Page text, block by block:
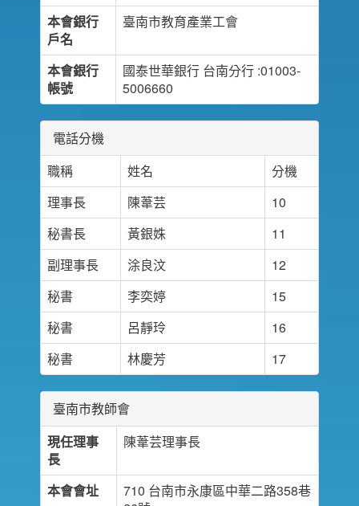
本會銀行
戶名
臺南市教育產業工會
本會銀行
帳號
國泰世華銀行 台南分行 :01003-
5006660
電話分機
職稱
姓名
分機
理事長
陳葦芸
10
秘書長
黃銀姝
11
副理事長
涂良汶
12
秘書
李奕婷
15
秘書
呂靜玲
16
秘書
林慶芳 17
臺南市教師會
現任理事
長
陳葦芸理事長
本會會址
710 台南市永康區中華二路358巷